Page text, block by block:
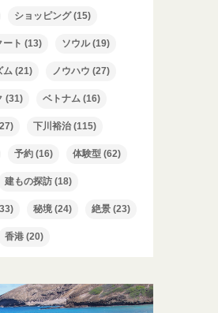
ショッピング(15)
ート (13) ソウル(19)
ム (21) ノウハウ (27)
(31) ベトナム (16)
下川裕治(115)
予約 (16) 体験型 (62)
建もの探訪 (18)
秘境 (24) 絶景 (23)
香港 (20)